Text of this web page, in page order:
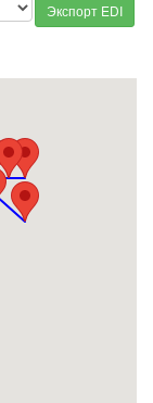
Экспорт EDI